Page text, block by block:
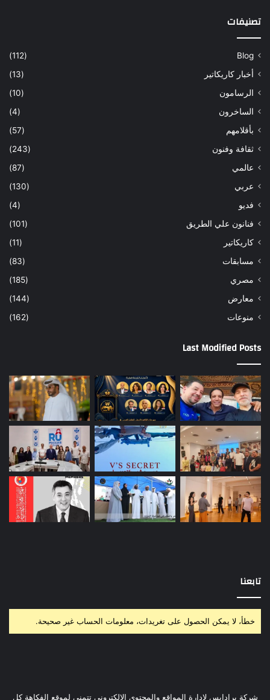
تصنيفات
Blog
(112)
أخبار كاريكاتير
(13)
الرسامون
(10)
الساخرون
(4)
بأقلامهم
(57)
ثقافة وفنون
(243)
عالمي
(87)
عربي
(130)
فديو
(4)
فنانون علي الطريق
(101)
كاريكاتير
(11)
مسابقات
(83)
مصري
(185)
معارض
(144)
منوعات
(162)
Last Modified Posts
تابعنا
خطأ، لا يمكن الحصول على تغريدات، معلومات الحساب غير صحيحة.
شركة برادايس لإدارة المواقع والمحتوي الإلكتروني تتمني لموقع الفكاهة كل